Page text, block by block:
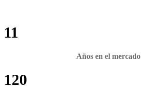
11
Años en el mercado
120